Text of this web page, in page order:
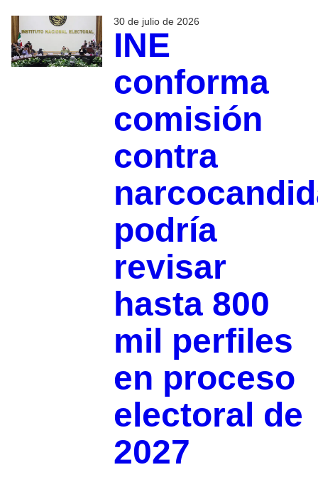
30 de julio de 2026
INE
conforma
comisión
contra
podría
revisar
hasta 800
mil perfiles
en proceso
electoral de
2027